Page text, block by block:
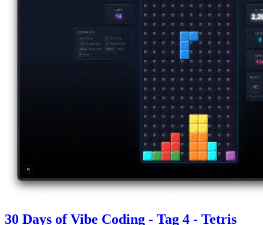
30 Days of Vibe Coding - Tag 4 - Tetris